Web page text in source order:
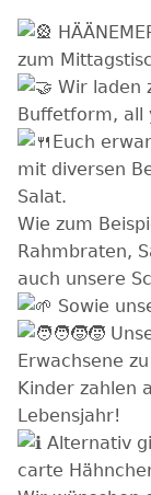
zum
Wir laden
Buffetform, all
Euch
mit diversen
Salat.
Wie zum
Rahmbraten,
auch unsere
Sowie
Erwachsene
Kinder zahlen
Lebensjahr!
Alternativ
carte